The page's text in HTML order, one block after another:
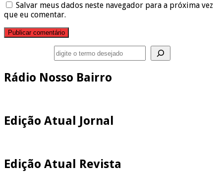
Salvar meus dados neste navegador para a próxima vez
que eu comentar.
Rádio Nosso Bairro
Edição Atual Jornal
Edição Atual Revista